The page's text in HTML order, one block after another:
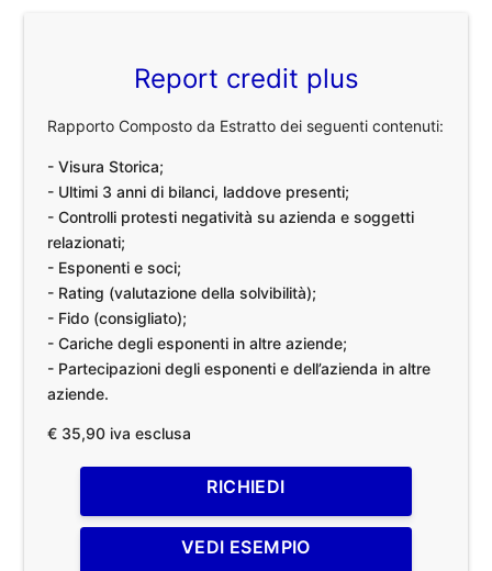
Report credit plus
Rapporto Composto da Estratto dei seguenti contenuti:
- Visura Storica;
- Ultimi 3 anni di bilanci, laddove presenti;
- Controlli protesti negatività su azienda e soggetti
relazionati;
- Esponenti e soci;
- Rating (valutazione della solvibilità);
- Fido (consigliato);
- Cariche degli esponenti in altre aziende;
- Partecipazioni degli esponenti e dell’azienda in altre
aziende.
€ 35,90 iva esclusa
RICHIEDI
VEDI ESEMPIO